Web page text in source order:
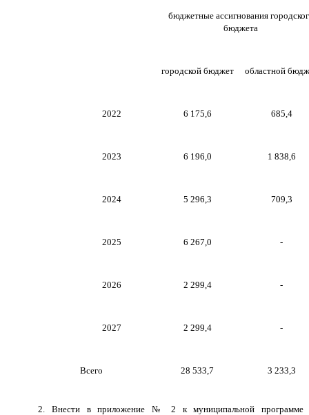
бюджетные ассигнования
бюджета
городской бюджет областной
2022 6 175,6 685,4
2023 6 196,0 1 838,6
2024 5 296,3 709,3
2025 6 267,0 -
2026 2 299,4 -
2027 2 299,4 -
Всего 28 533,7 3 233,3
2. Внести в приложение № 2 к муниципальной программе